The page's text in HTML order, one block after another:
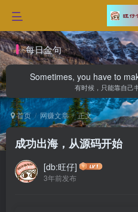
每日金句
Sometimes, you have to
有时候，只能靠自己
首页 网赚文章 正文
成功出海，从源码开始
[db:旺仔]
3年前发布